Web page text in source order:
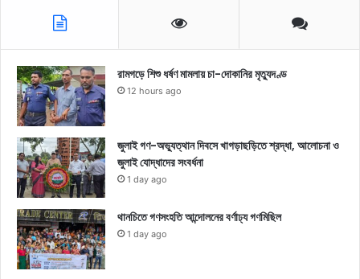
রামগড়ে শিশু ধর্ষণ মামলায় চা-দোকানির মৃত্যুদণ্ড
12 hours ago
জুলাই গণ-অভ্যুত্থান দিবসে খাগড়াছড়িতে শ্রদ্ধা, আলোচনা ও
জুলাই যোদ্ধাদের সংবর্ধনা
1 day ago
থানচিতে গণসংহতি আন্দোলনের বর্ণাঢ্য গণমিছিল
1 day ago